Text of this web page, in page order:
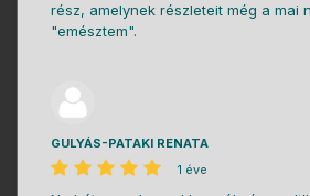
rész, amelynek részleteit még a mai
"emésztem".
GULYÁS-PATAKI RENATA
1 éve